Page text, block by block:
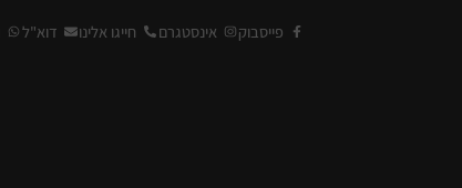
פייסבוק אינסטגרם חייגו אלינו דוא"ל